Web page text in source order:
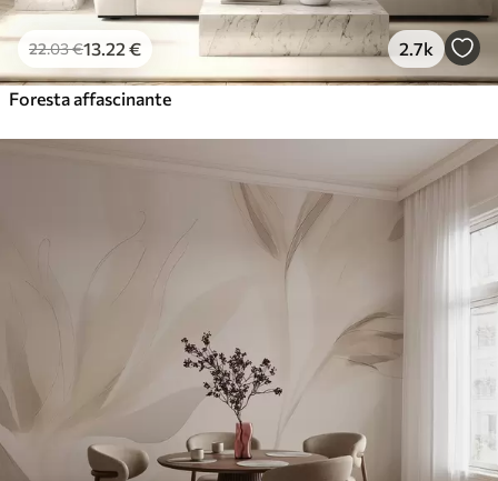
22.03€13 .22 € 2.7k
Foresta affascinante